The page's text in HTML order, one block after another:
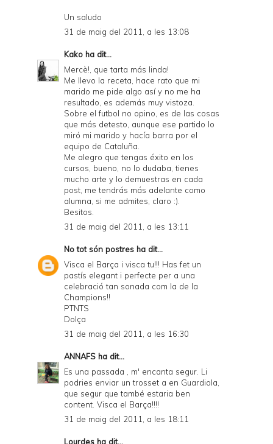
Un saludo
31 de maig del 2011, a les 13:08
Kako ha dit...
Mercè!, que tarta más linda!
Me llevo la receta, hace rato que mi
marido me pide algo así y no me ha
resultado, es además muy vistoza.
Sobre el futbol no opino, es de las cosas
que más detesto, aunque ese partido lo
miró mi marido y hacía barra por el
equipo de Cataluña.
Me alegro que tengas éxito en los
cursos, bueno, no lo dudaba, tienes
mucho arte y lo demuestras en cada
post, me tendrás más adelante como
alumna, si me admites, claro :).
Besitos.
31 de maig del 2011, a les 13:11
No tot són postres ha dit...
Visca el Barça i visca tu!!! Has fet un
pastís elegant i perfecte per a una
celebració tan sonada com la de la
Champions!!
PTNTS
Dolça
31 de maig del 2011, a les 16:30
ANNAFS ha dit...
Es una passada , m' encanta segur. Li
podries enviar un trosset a en Guardiola,
que segur que també estaria ben
content. Visca el Barça!!!!
31 de maig del 2011, a les 18:11
Lourdes ha dit...